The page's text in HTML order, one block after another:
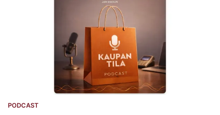
PODCAST